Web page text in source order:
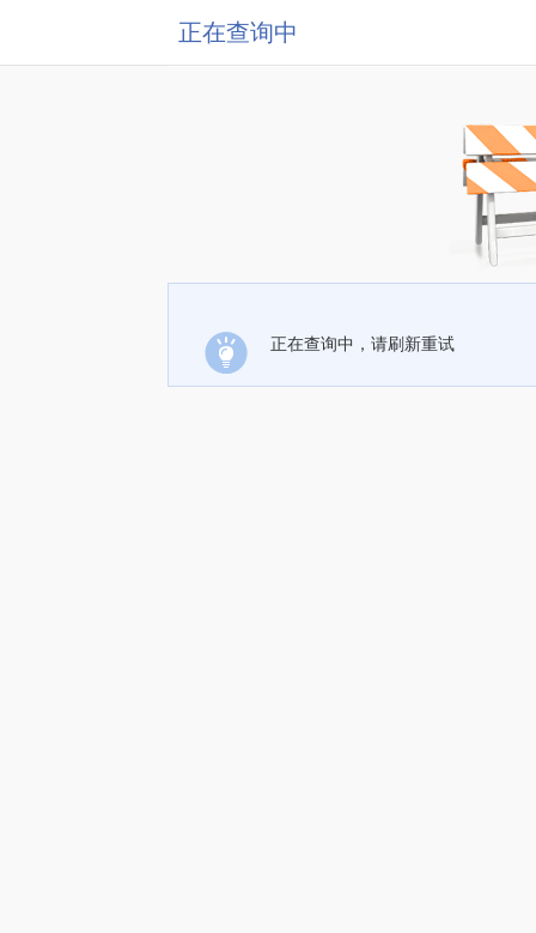
正在查询中
正在查询中，请刷新重试